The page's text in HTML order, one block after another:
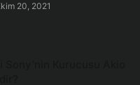
20, 2021